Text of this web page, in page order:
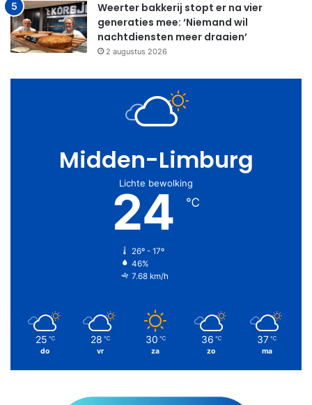
Weerter bakkerij stopt er na vier
generaties mee: ‘Niemand wil
nachtdiensten meer draaien’
2 augustus 2026
Midden-Limburg
Lichte bewolking
24 ℃
26º - 17º
46%
7.68 km/h
25 ℃
do
28 ℃
vr
30 ℃
za
36 ℃
zo
37 ℃
ma